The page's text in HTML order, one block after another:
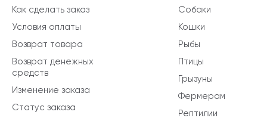
Собаки
Кошки
Рыбы
Птицы
Грызуны
Фермерам
Рептилии
Как сделать заказ
Условия оплаты
Возврат товара
Возврат денежных
средств
Изменение заказа
Статус заказа